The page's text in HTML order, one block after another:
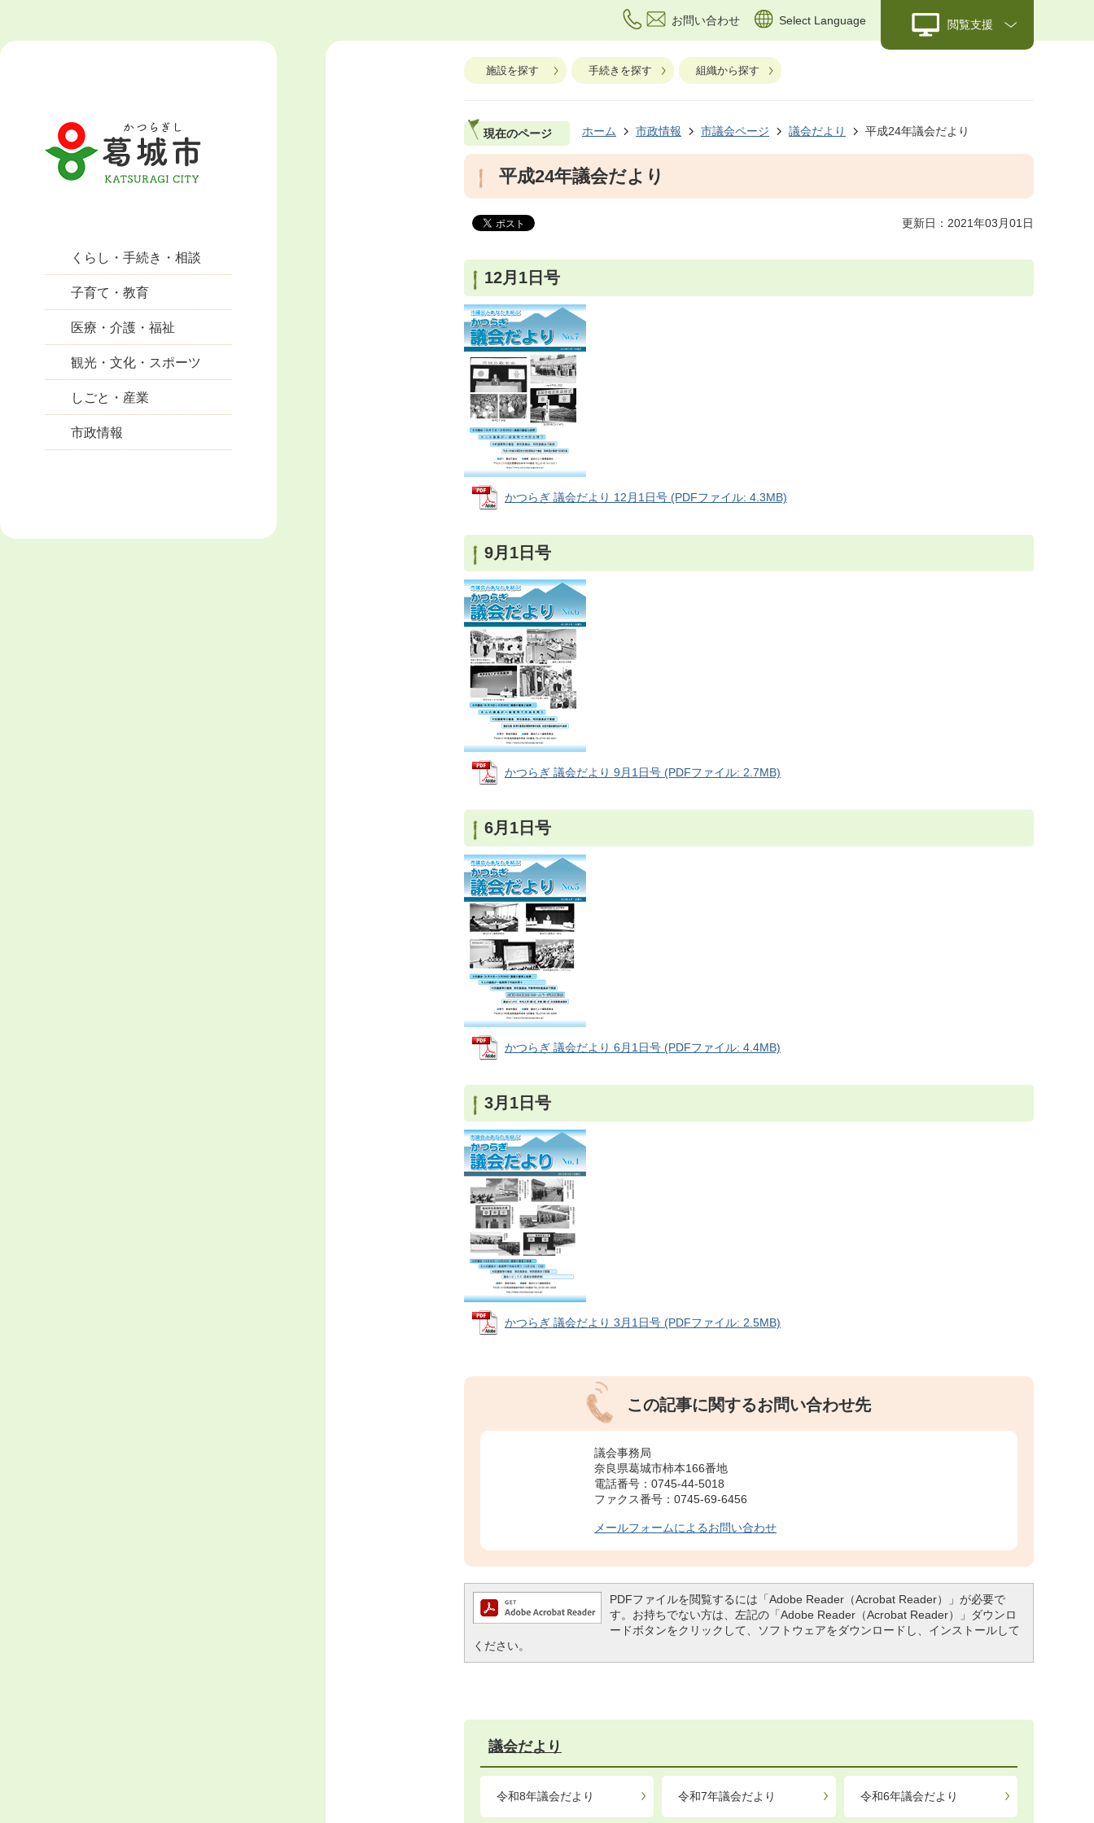
お問い合わせ Select Language 閲覧支援
くらし・手続き・相談
子育て・教育
医療・介護・福祉
観光・文化・スポーツ
しごと・産業
市政情報
施設を探す 手続きを探す 組織から探す
現在のページ ホーム 市政情報 市議会ページ 議会だより 平成24年議会だより
平成24年議会だより
更新日：2021年03月01日
12月1日号
かつらぎ 議会だより 12月1日号 (PDFファイル: 4.3MB)
9月1日号
かつらぎ 議会だより 9月1日号 (PDFファイル: 2.7MB)
6月1日号
かつらぎ 議会だより 6月1日号 (PDFファイル: 4.4MB)
3月1日号
かつらぎ 議会だより 3月1日号 (PDFファイル: 2.5MB)
この記事に関するお問い合わせ先
議会事務局
奈良県葛城市柿本166番地
電話番号：0745-44-5018
ファクス番号：0745-69-6456
メールフォームによるお問い合わせ
PDFファイルを閲覧するには「Adobe Reader（Acrobat Reader）」が必要で
す。お持ちでない方は、左記の「Adobe Reader（Acrobat Reader）」ダウンロ
ードボタンをクリックして、ソフトウェアをダウンロードし、インストールして
ください。
議会だより
令和8年議会だより 令和7年議会だより 令和6年議会だより